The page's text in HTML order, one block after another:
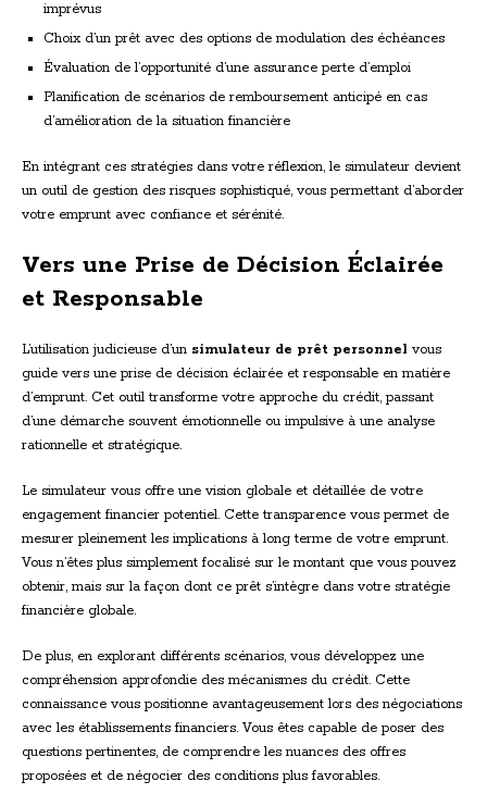
imprévus
Choix d’un prêt avec des options de modulation des échéances
Évaluation de l’opportunité d’une assurance perte d’emploi
Planification de scénarios de remboursement anticipé en cas
d’amélioration de la situation financière
En intégrant ces stratégies dans votre réflexion, le simulateur devient
un outil de gestion des risques sophistiqué, vous permettant d’aborder
votre emprunt avec confiance et sérénité.
Vers une Prise de Décision Éclairée
et Responsable
L’utilisation judicieuse d’un simulateur de prêt personnel vous
guide vers une prise de décision éclairée et responsable en matière
d’emprunt. Cet outil transforme votre approche du crédit, passant
d’une démarche souvent émotionnelle ou impulsive à une analyse
rationnelle et stratégique.
Le simulateur vous offre une vision globale et détaillée de votre
engagement financier potentiel. Cette transparence vous permet de
mesurer pleinement les implications à long terme de votre emprunt.
Vous n’êtes plus simplement focalisé sur le montant que vous pouvez
obtenir, mais sur la façon dont ce prêt s’intègre dans votre stratégie
financière globale.
De plus, en explorant différents scénarios, vous développez une
compréhension approfondie des mécanismes du crédit. Cette
connaissance vous positionne avantageusement lors des négociations
avec les établissements financiers. Vous êtes capable de poser des
questions pertinentes, de comprendre les nuances des offres
proposées et de négocier des conditions plus favorables.